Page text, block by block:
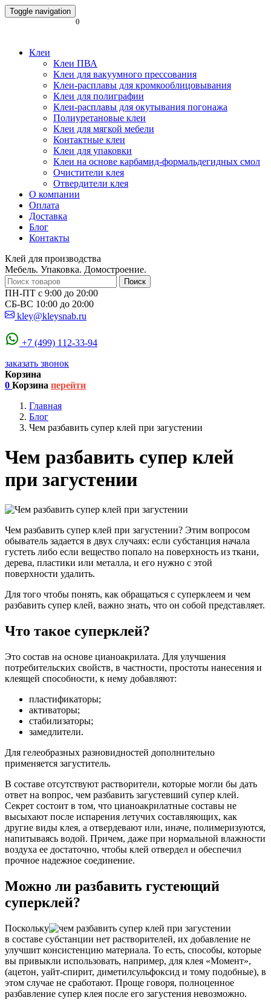
Toggle navigation
0
Клеи
Клеи ПВА
Клеи для вакуумного прессования
Клеи-расплавы для кромкооблицовывания
Клеи для полиграфии
Клеи-расплавы для окутывания погонажа
Полиуретановые клеи
Клеи для мягкой мебели
Контактные клеи
Клеи для упаковки
Клеи на основе карбамид-формальдегидных смол
Очистители клея
Отвердители клея
О компании
Оплата
Доставка
Блог
Контакты
Клей для производства
Мебель. Упаковка. Домостроение.
Поиск
ПН-ПТ с 9:00 до 20:00
СБ-ВС 10:00 до 20:00
kley@kleysnab.ru
+7 (499) 112-33-94
заказать звонок
Корзина
0 Корзина перейти
Главная
Блог
Чем разбавить супер клей при загустении
Чем разбавить супер клей
при загустении
Чем разбавить супер клей при загустении? Этим вопросом
обыватель задается в двух случаях: если субстанция начала
густеть либо если вещество попало на поверхность из ткани,
дерева, пластики или металла, и его нужно с этой
поверхности удалить.
Для того чтобы понять, как обращаться с суперклеем и чем
разбавить супер клей, важно знать, что он собой представляет.
Что такое суперклей?
Это состав на основе цианоакрилата. Для улучшения
потребительских свойств, в частности, простоты нанесения и
клеящей способности, к нему добавляют:
пластификаторы;
активаторы;
стабилизаторы;
замедлители.
Для гелеобразных разновидностей дополнительно
применяется загуститель.
В составе отсутствуют растворители, которые могли бы дать
ответ на вопрос, чем разбавить загустевший супер клей.
Секрет состоит в том, что цианоакрилатные составы не
высыхают после испарения летучих составляющих, как
другие виды клея, а отвердевают или, иначе, полимеризуются,
напитываясь водой. Причем, даже при нормальной влажности
воздуха ее достаточно, чтобы клей отвердел и обеспечил
прочное надежное соединение.
Можно ли разбавить густеющий
суперклей?
Поскольку
в составе субстанции нет растворителей, их добавление не
улучшит консистенцию материала. То есть, способы, которые
вы привыкли использовать, например, для клея «Момент»,
(ацетон, уайт-спирит, диметилсульфоксид и тому подобные), в
этом случае не сработают. Проще говоря, полноценное
разбавление супер клея после его загустения невозможно.